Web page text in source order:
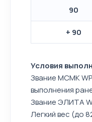
90
+ 90
Условия
Звание МСМК
выполнения
Звание ЭЛИТА
Легкий вес (до